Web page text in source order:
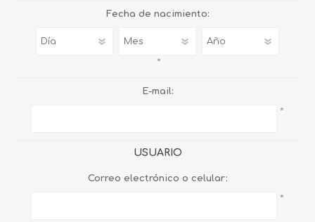
Fecha de nacimiento:
*
E-mail:
*
USUARIO
Correo electrónico o celular:
*